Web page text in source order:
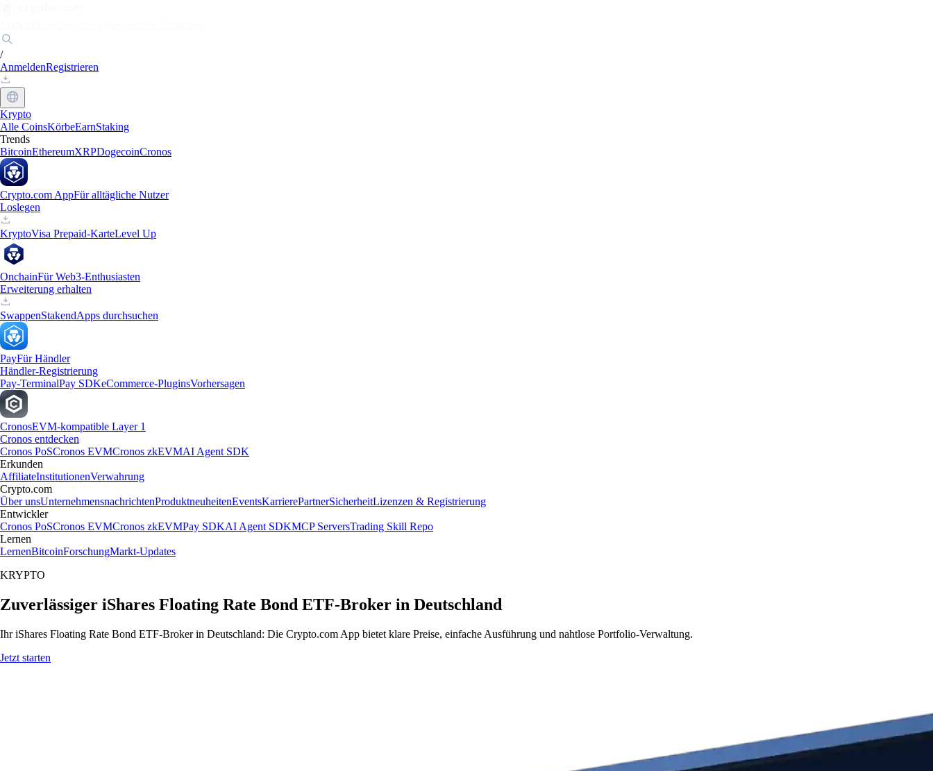
/
AnmeldenRegistrieren
Krypto
Alle CoinsKörbeEarnStaking
Trends
BitcoinEthereumXRPDogecoinCronos
Crypto.com AppFür alltägliche Nutzer
Loslegen
KryptoVisa Prepaid-KarteLevel Up
OnchainFür Web3-Enthusiasten
Erweiterung erhalten
SwappenStakendApps durchsuchen
PayFür Händler
Händler-Registrierung
Pay-TerminalPay SDKeCommerce-PluginsVorhersagen
CronosEVM-kompatible Layer 1
Cronos entdecken
Cronos PoSCronos EVMCronos zkEVMAI Agent SDK
Erkunden
AffiliateInstitutionenVerwahrung
Crypto.com
Über unsUnternehmensnachrichtenProduktneuheitenEventsKarrierePartnerSicherheitLizenzen & Registrierung
Entwickler
Cronos PoSCronos EVMCronos zkEVMPay SDKAI Agent SDKMCP ServersTrading Skill Repo
Lernen
LernenBitcoinForschungMarkt-Updates
KRYPTO
Zuverlässiger iShares Floating Rate Bond ETF-Broker in Deutschland
Ihr iShares Floating Rate Bond ETF-Broker in Deutschland: Die Crypto.com App bietet klare Preise, einfache Ausführung und nahtlose Portfolio-Verwaltung.
Jetzt starten